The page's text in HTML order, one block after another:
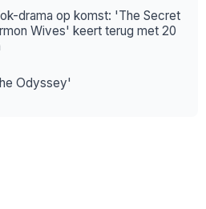
drama op komst: 'The Secret
Wives' keert terug met 20
Odyssey'